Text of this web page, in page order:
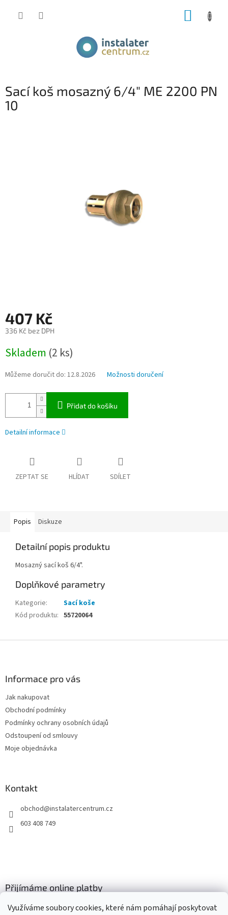
Využíváme soubory cookies, které nám pomáhají poskytovat
Sací koš mosazný 6/4" ME 2200 PN
10
407 Kč
336 Kč bez DPH
cena:
Skladem (2 ks)
Můžeme doručit do: 12.8.2026 Možnosti doručení
Přidat do košíku
Detailní informace
ZEPTAT SE HLÍDAT SDÍLET
Popis Diskuze
Detailní popis produktu
Mosazný sací koš 6/4".
Doplňkové parametry
Kategorie:
Sací koše
Kód produktu: 55720064
Informace pro vás
Jak nakupovat
Obchodní podmínky
Podmínky ochrany osobních údajů
Odstoupení od smlouvy
Moje objednávka
Kontakt
obchod@instalatercentrum.cz
603 408 749
Přijímáme online platby